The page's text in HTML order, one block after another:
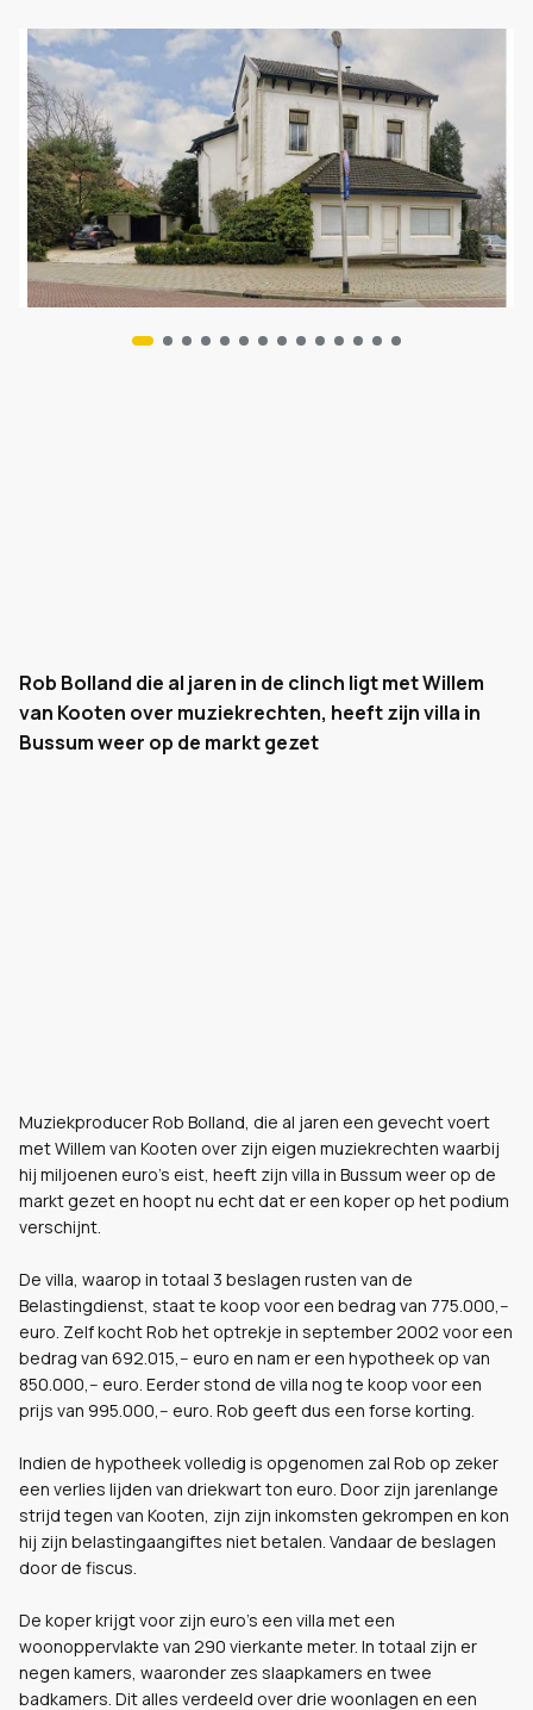
Rob Bolland die al jaren in de clinch ligt met Willem
van Kooten over muziekrechten, heeft zijn villa in
Bussum weer op de markt gezet
Muziekproducer Rob Bolland, die al jaren een gevecht voert
met Willem van Kooten over zijn eigen muziekrechten waarbij
hij miljoenen euro's eist, heeft zijn villa in Bussum weer op de
markt gezet en hoopt nu echt dat er een koper op het podium
verschijnt.
De villa, waarop in totaal 3 beslagen rusten van de
Belastingdienst, staat te koop voor een bedrag van 775.000,--
euro. Zelf kocht Rob het optrekje in september 2002 voor een
bedrag van 692.015,-- euro en nam er een hypotheek op van
850.000,-- euro. Eerder stond de villa nog te koop voor een
prijs van 995.000,-- euro. Rob geeft dus een forse korting.
Indien de hypotheek volledig is opgenomen zal Rob op zeker
een verlies lijden van driekwart ton euro. Door zijn jarenlange
strijd tegen van Kooten, zijn zijn inkomsten gekrompen en kon
hij zijn belastingaangiftes niet betalen. Vandaar de beslagen
door de fiscus.
De koper krijgt voor zijn euro's een villa met een
woonoppervlakte van 290 vierkante meter. In totaal zijn er
negen kamers, waaronder zes slaapkamers en twee
badkamers. Dit alles verdeeld over drie woonlagen en een